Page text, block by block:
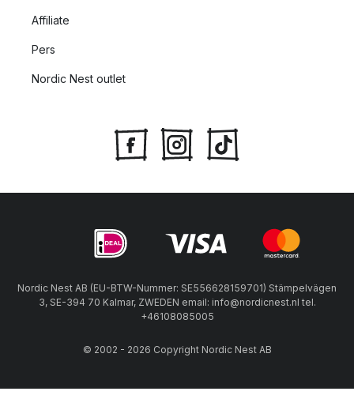
Affiliate
Pers
Nordic Nest outlet
Nordic Nest AB (EU-BTW-Nummer: SE556628159701) Stämpelvägen
3, SE-394 70 Kalmar, ZWEDEN email: info@nordicnest.nl tel.
+46108085005
© 2002 - 2026 Copyright Nordic Nest AB